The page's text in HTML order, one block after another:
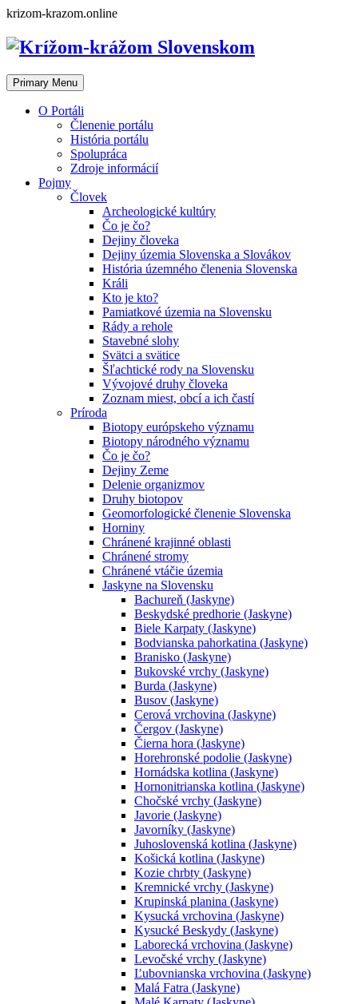
Skip
content
krizom-krazom.online
Primary Menu
O Portáli
Členenie portálu
História portálu
Spolupráca
Zdroje informácií
Pojmy
Človek
Archeologické kultúry
Čo je čo?
Dejiny človeka
Dejiny územia Slovenska a Slovákov
História územného členenia Slovenska
Králi
Kto je kto?
Pamiatkové územia na Slovensku
Rády a rehole
Stavebné slohy
Svätci a svätice
Šľachtické rody na Slovensku
Vývojové druhy človeka
Zoznam miest, obcí a ich častí
Príroda
Biotopy európskeho významu
Biotopy národného významu
Čo je čo?
Dejiny Zeme
Delenie organizmov
Druhy biotopov
Geomorfologické členenie Slovenska
Horniny
Chránené krajinné oblasti
Chránené stromy
Chránené vtáčie územia
Jaskyne na Slovensku
Bachureň (Jaskyne)
Beskydské predhorie (Jaskyne)
Biele Karpaty (Jaskyne)
Bodvianska pahorkatina (Jaskyne)
Branisko (Jaskyne)
Bukovské vrchy (Jaskyne)
Burda (Jaskyne)
Busov (Jaskyne)
Cerová vrchovina (Jaskyne)
Čergov (Jaskyne)
Čierna hora (Jaskyne)
Horehronské podolie (Jaskyne)
Hornádska kotlina (Jaskyne)
Hornonitrianska kotlina (Jaskyne)
Chočské vrchy (Jaskyne)
Javorie (Jaskyne)
Javorníky (Jaskyne)
Juhoslovenská kotlina (Jaskyne)
Košická kotlina (Jaskyne)
Kozie chrbty (Jaskyne)
Kremnické vrchy (Jaskyne)
Krupinská planina (Jaskyne)
Kysucká vrchovina (Jaskyne)
Kysucké Beskydy (Jaskyne)
Laborecká vrchovina (Jaskyne)
Levočské vrchy (Jaskyne)
Ľubovnianska vrchovina (Jaskyne)
Malá Fatra (Jaskyne)